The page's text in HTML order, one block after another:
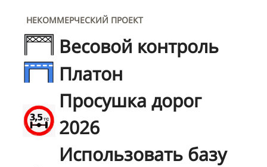
НЕКОММЕРЧЕСКИЙ ПРОЕКТ
Весовой контроль
Платон
Просушка дорог
2026
Использовать базу